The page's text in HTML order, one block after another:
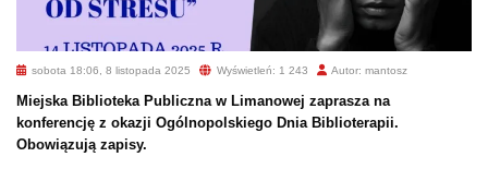
sobota 18:06, 8 listopada 2025 Wyświetleń: 1 243 Autor: mantosz
Miejska Biblioteka Publiczna w Limanowej zaprasza na
konferencję z okazji Ogólnopolskiego Dnia Biblioterapii.
Obowiązują zapisy.